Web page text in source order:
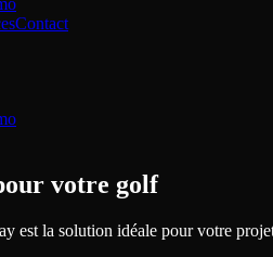
Contact
votre golf
est la solution idéale pour votre